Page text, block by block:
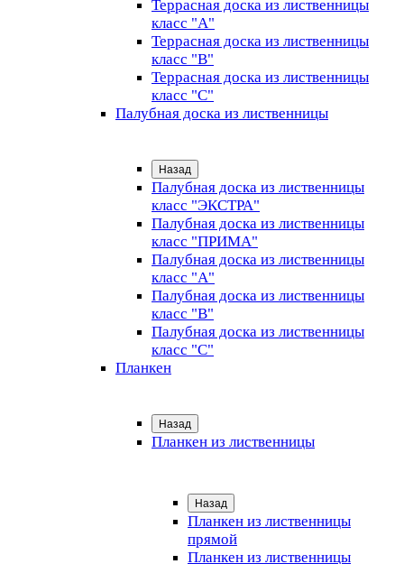
Террасная доска из лиственницы
класс "А"
Террасная доска из лиственницы
класс "B"
Террасная доска из лиственницы
класс "C"
Палубная доска из лиственницы
Назад
Палубная доска из лиственницы
класс "ЭКСТРА"
Палубная доска из лиственницы
класс "ПРИМА"
Палубная доска из лиственницы
класс "А"
Палубная доска из лиственницы
класс "B"
Палубная доска из лиственницы
класс "C"
Планкен
Назад
Планкен из лиственницы
Назад
Планкен из лиственницы
прямой
Планкен из лиственницы